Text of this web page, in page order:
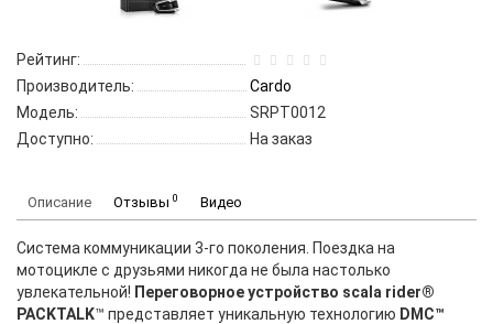
Рейтинг:
Производитель:
Cardo
Модель:
SRPT0012
Доступно:
На заказ
Описание Отзывы 0 Видео
Система коммуникации 3-го поколения. Поездка на
мотоцикле с друзьями никогда не была настолько
увлекательной! Переговорное устройство scala rider®
PACKTALK™ представляет уникальную технологию DMC™